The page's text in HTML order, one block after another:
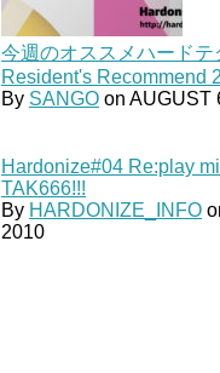
今週のオススメハードテ
Resident's Recommend
By SANGO on AUGUST
Hardonize#04 Re:play
TAK666!!!
By HARDONIZE_INFO
2010